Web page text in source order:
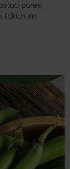
puree,
takich jak